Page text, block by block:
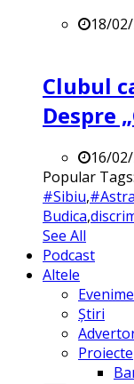
18/
Clubul
Despre
16/
Popular Tags:
#Sibiu,
Budica,
See All
Podcast
Altele
Știri
Proiecte